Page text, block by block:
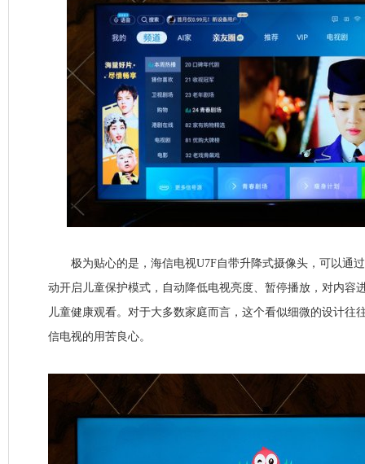
极为贴心的是，海信电视U7F自带升降式摄像头，可以通
动开启儿童保护模式，自动降低电视亮度、暂停播放，对内容
儿童健康观看。对于大多数家庭而言，这个看似细微的设计往
信电视的用苦良心。